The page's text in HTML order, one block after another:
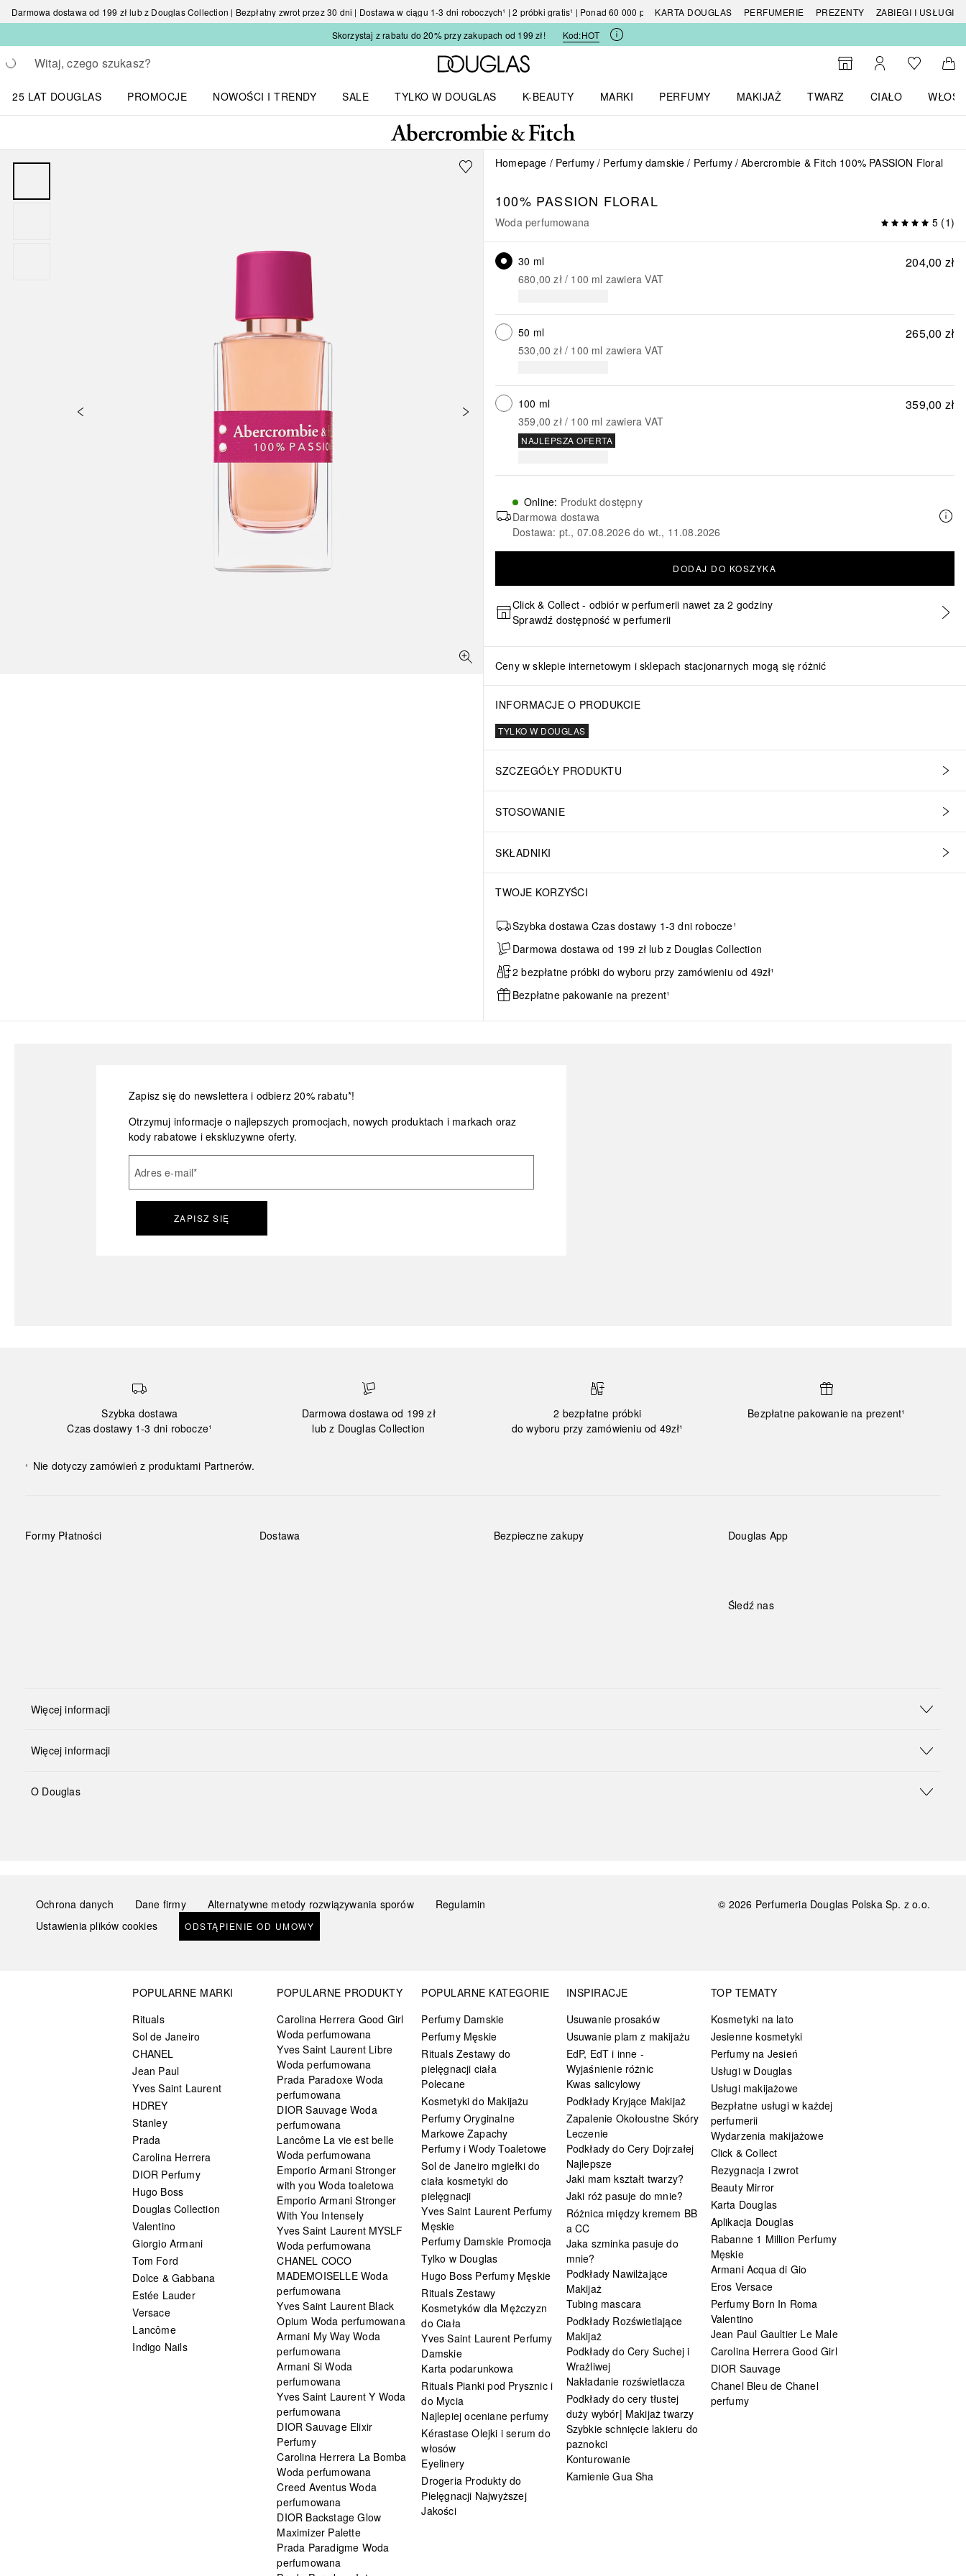
Darmowa dostawa od 199 zł lub z Douglas Collection | Bezpłatny zwrot przez 30 dni | Dostawa w ciągu 1-3 dni roboczych¹ | 2 próbki gratis¹ | Ponad 60 000 produktówKARTA DOUGLAS PERFUMERIE PREZENTY
ZABIEGI I USŁUGI
Skorzystaj z rabatu do 20% przy zakupach od 199 zł!
Kod:HOT
Wracać
Wykonaj wyszukiwanie
Strona główna Douglas
Do wyszukiwarki
Moje kontoDo listyDo
25 LAT DOUGLAS
PROMOCJE
NOWOŚCI I TRENDY
SALE
TYLKO W DOUGLAS
K-BEAUTY
MARKI
PERFUMY
MAKIJAŻ
TWARZ
CIAŁO
WŁOSY
Homepage Perfumy Perfumy damskie Perfumy Abercrombie & Fitch 100% PASSION Floral
100% PASSION FLORAL
Woda perfumowana 5 (1)
204,00 zł
30 ml
680,00 zł / 100 ml zawiera VAT
265,00 zł
50 ml
530,00 zł / 100 ml zawiera VAT
359,00 zł
100 ml
359,00 zł / 100 ml zawiera VAT
NAJLEPSZA OFERTA
Online: Produkt dostępny
Darmowa dostawa
Dostawa: pt., 07.08.2026 do wt., 11.08.2026
DODAJ DO KOSZYKA
Click & Collect - odbiór w perfumerii nawet za 2 godziny
Sprawdź dostępność w perfumerii
Ceny w sklepie internetowym i sklepach stacjonarnych mogą się różnić
INFORMACJE O PRODUKCIE
TYLKO W DOUGLAS
SZCZEGÓŁY PRODUKTU
STOSOWANIE
SKŁADNIKI
TWOJE KORZYŚCI
Szybka dostawa Czas dostawy 1-3 dni robocze¹
Darmowa dostawa od 199 zł lub z Douglas Collection
2 bezpłatne próbki do wyboru przy zamówieniu od 49zł¹
Bezpłatne pakowanie na prezent¹
Zapisz się do newslettera i odbierz 20% rabatu*!
Otrzymuj informacje o najlepszych promocjach, nowych produktach i markach oraz
kody rabatowe i ekskluzywne oferty.
Adres e-mail*
ZAPISZ SIĘ
Szybka dostawa
Czas dostawy 1-3 dni robocze¹
Darmowa dostawa od 199 zł
lub z Douglas Collection
2 bezpłatne próbki
do wyboru przy zamówieniu od 49zł¹
Bezpłatne pakowanie na prezent¹
¹ Nie dotyczy zamówień z produktami Partnerów.
Formy Płatności Dostawa Bezpieczne zakupy Douglas App
Śledź nas
Więcej informacji
Więcej informacji
O Douglas
Ochrona danych Dane firmy Alternatywne metody rozwiązywania sporów
Regulamin
Ustawienia plików cookies
ODSTĄPIENIE OD UMOWY
© 2026 Perfumeria Douglas Polska Sp. z o.o.
POPULARNE MARKI
Rituals
Sol de Janeiro
CHANEL
Jean Paul
Yves Saint Laurent
HDREY
Stanley
Prada
Carolina Herrera
DIOR Perfumy
Hugo Boss
Douglas Collection
Valentino
Giorgio Armani
Tom Ford
Dolce & Gabbana
Estée Lauder
Versace
Lancôme
Indigo Nails
POPULARNE PRODUKTY
Carolina Herrera Good Girl
Woda perfumowana
Yves Saint Laurent Libre
Woda perfumowana
Prada Paradoxe Woda
perfumowana
DIOR Sauvage Woda
perfumowana
Lancôme La vie est belle
Woda perfumowana
Emporio Armani Stronger
with you Woda toaletowa
Emporio Armani Stronger
With You Intensely
Yves Saint Laurent MYSLF
Woda perfumowana
CHANEL COCO
MADEMOISELLE Woda
perfumowana
Yves Saint Laurent Black
Opium Woda perfumowana
Armani My Way Woda
perfumowana
Armani Si Woda
perfumowana
Yves Saint Laurent Y Woda
perfumowana
DIOR Sauvage Elixir
Perfumy
Carolina Herrera La Bomba
Woda perfumowana
Creed Aventus Woda
perfumowana
DIOR Backstage Glow
Maximizer Palette
Prada Paradigme Woda
perfumowana
POPULARNE KATEGORIE
Perfumy Damskie
Perfumy Męskie
Rituals Zestawy do
pielęgnacji ciała
Polecane
Kosmetyki do Makijażu
Perfumy Oryginalne
Markowe Zapachy
Perfumy i Wody Toaletowe
Sol de Janeiro mgiełki do
ciała kosmetyki do
pielęgnacji
Yves Saint Laurent Perfumy
Męskie
Perfumy Damskie Promocja
Tylko w Douglas
Hugo Boss Perfumy Męskie
Rituals Zestawy
Kosmetyków dla Mężczyzn
do Ciała
Yves Saint Laurent Perfumy
Damskie
Karta podarunkowa
Rituals Pianki pod Prysznic i
do Mycia
Najlepiej oceniane perfumy
Kérastase Olejki i serum do
włosów
Eyelinery
Drogeria Produkty do
Pielęgnacji Najwyższej
Jakości
INSPIRACJE
Usuwanie prosaków
Usuwanie plam z makijażu
EdP, EdT i inne -
Wyjaśnienie różnic
Kwas salicylowy
Podkłady Kryjące Makijaż
Zapalenie Okołoustne Skóry
Leczenie
Podkłady do Cery Dojrzałej
Najlepsze
Jaki mam kształt twarzy?
Jaki róż pasuje do mnie?
Różnica między kremem BB
a CC
Jaka szminka pasuje do
mnie?
Podkłady Nawilżające
Makijaż
Tubing mascara
Podkłady Rozświetlające
Makijaż
Podkłady do Cery Suchej i
Wrażliwej
Nakładanie rozświetlacza
Podkłady do cery tłustej
duży wybór| Makijaż twarzy
Szybkie schnięcie lakieru do
paznokci
Konturowanie
Kamienie Gua Sha
TOP TEMATY
Kosmetyki na lato
Jesienne kosmetyki
Perfumy na Jesień
Usługi w Douglas
Usługi makijażowe
Bezpłatne usługi w każdej
perfumerii
Wydarzenia makijażowe
Click & Collect
Rezygnacja i zwrot
Beauty Mirror
Karta Douglas
Aplikacja Douglas
Rabanne 1 Million Perfumy
Męskie
Armani Acqua di Gio
Eros Versace
Perfumy Born In Roma
Valentino
Jean Paul Gaultier Le Male
Carolina Herrera Good Girl
DIOR Sauvage
Chanel Bleu de Chanel
perfumy